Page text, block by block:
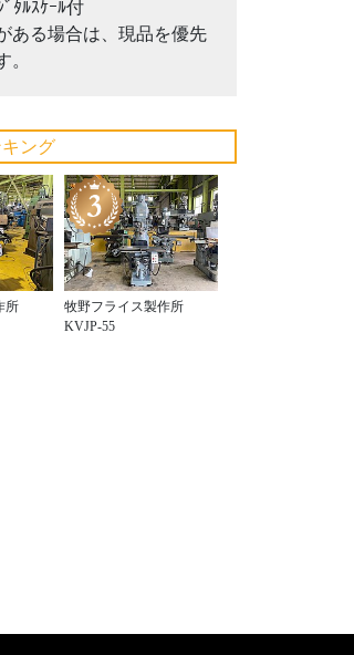
ﾀﾙｽｹｰﾙ付
ある場合は、現品を優先
。
ング
所
牧野フライス製作所
KVJP-55